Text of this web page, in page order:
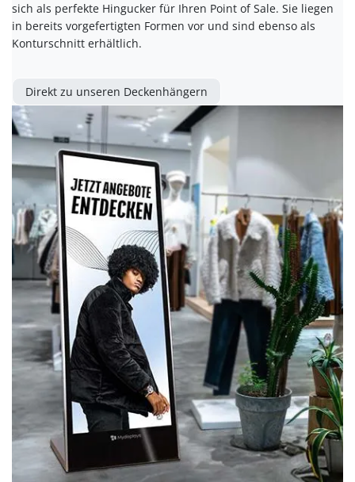
sich als perfekte Hingucker für Ihren Point of Sale. Sie liegen
in bereits vorgefertigten Formen vor und sind ebenso als
Konturschnitt erhältlich.
Direkt zu unseren Deckenhängern